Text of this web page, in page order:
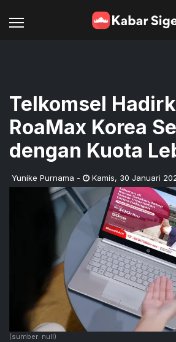
Telkomsel
RoaMax Korea
dengan Kuota
Yunike Purnama - Kamis, 30 Januari
(sumber: null)